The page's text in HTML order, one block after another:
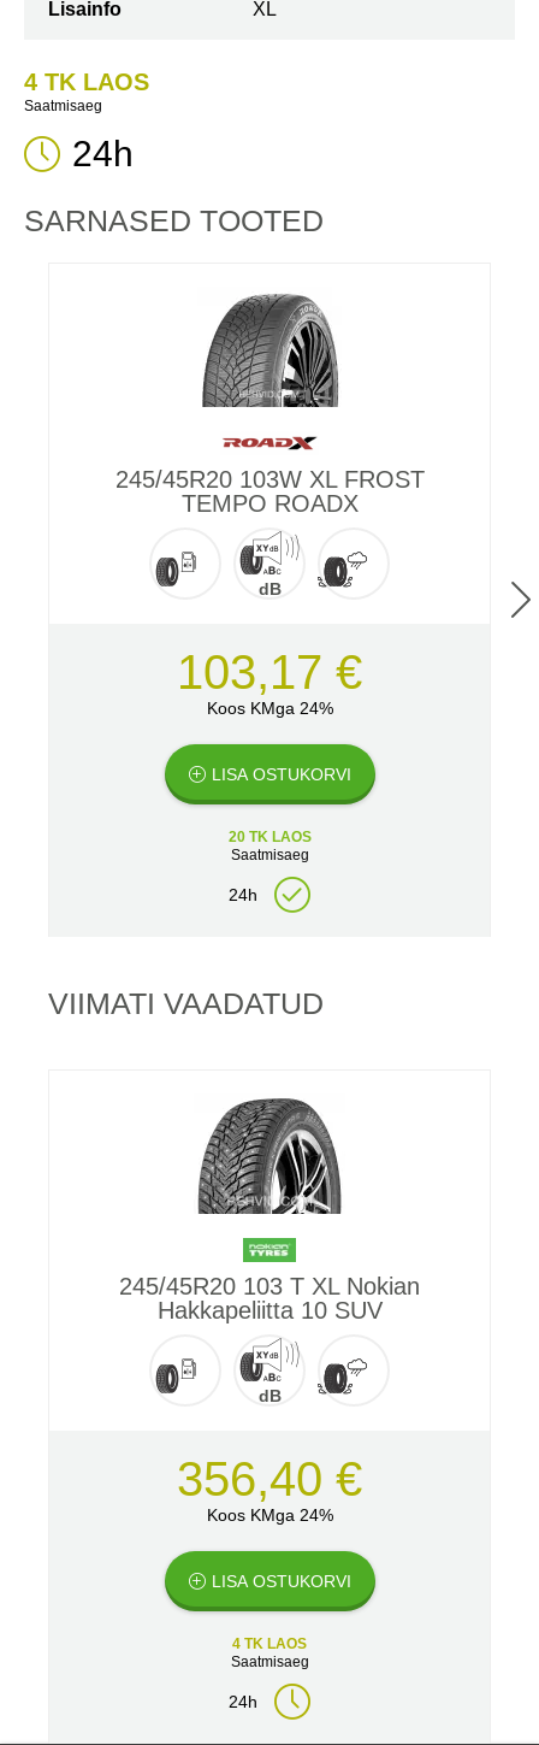
Lisainfo XL
4 TK LAOS
Saatmisaeg
24h
SARNASED TOOTED
245/45R20 103W XL FROST
TEMPO ROADX
dB
103,17 €
Koos KMga 24%
LISA OSTUKORVI
20 TK LAOS
Saatmisaeg
24h
VIIMATI VAADATUD
245/45R20 103 T XL Nokian
Hakkapeliitta 10 SUV
dB
356,40 €
Koos KMga 24%
LISA OSTUKORVI
4 TK LAOS
Saatmisaeg
24h